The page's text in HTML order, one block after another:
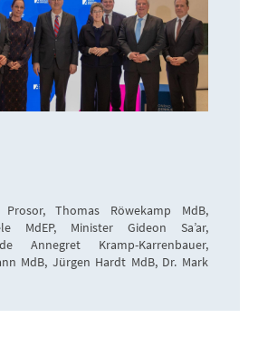
Thomas Röwekamp MdB,
MdEP, Minister Gideon Sa’ar,
Annegret Kramp-Karrenbauer,
MdB, Jürgen Hardt MdB, Dr. Mark